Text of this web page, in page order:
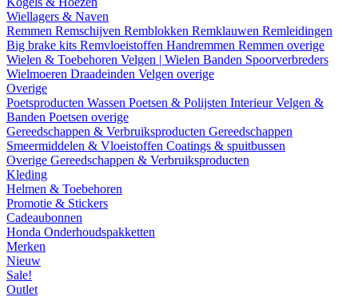
Wiellagers & Naven
Remmen Remschijven Remblokken Remklauwen Remleidingen
Big brake kits Remvloeistoffen Handremmen Remmen overige
Wielen & Toebehoren Velgen | Wielen Banden Spoorverbreders
Wielmoeren Draadeinden Velgen overige
Overige
Poetsproducten Wassen Poetsen & Polijsten InterieurVelgen &
Banden Poetsen overige
Gereedschappen & Verbruiksproducten Gereedschappen
Smeermiddelen & Vloeistoffen Coatings & spuitbussen
Overige Gereedschappen & Verbruiksproducten
Kleding
Helmen & Toebehoren
Promotie & Stickers
Cadeaubonnen
Honda Onderhoudspakketten
Merken
Nieuw
Sale!
Outlet